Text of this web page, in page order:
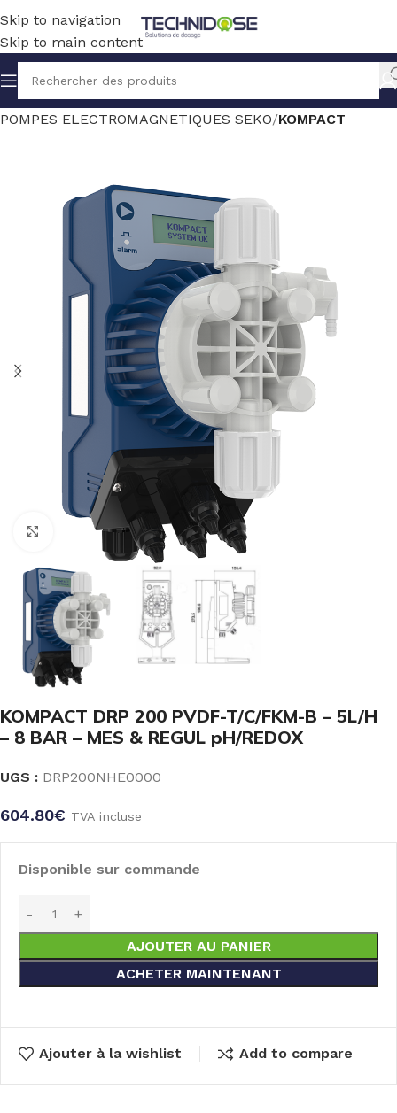
Skip to navigation
Skip to main content
Accueil TRAITEMENT EAU DOSAGE
POMPES ELECTROMAGNETIQUES SEKO KOMPACT
Click to enlarge
KOMPACT DRP 200 PVDF-T/C/FKM-B – 5L/H
– 8 BAR – MES & REGUL pH/REDOX
UGS : DRP200NHE0000
604.80€ TVA incluse
Disponible sur commande
AJOUTER AU PANIER
ACHETER MAINTENANT
Ajouter à la wishlist Add to compare